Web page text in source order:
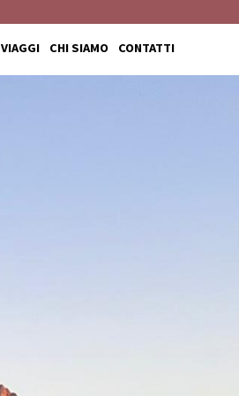
VIAGGI CHI SIAMO CONTATTI